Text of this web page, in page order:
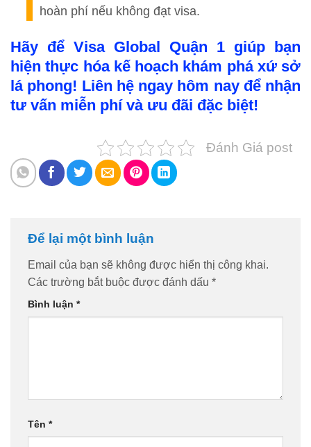
hoàn phí nếu không đạt visa.
Hãy để Visa Global Quận 1 giúp bạn
hiện thực hóa kế hoạch khám phá xứ sở
lá phong! Liên hệ ngay hôm nay để nhận
tư vấn miễn phí và ưu đãi đặc biệt!
Đánh Giá post
Để lại một bình luận
Email của bạn sẽ không được hiển thị công khai.
Các trường bắt buộc được đánh dấu *
Bình luận *
Tên *